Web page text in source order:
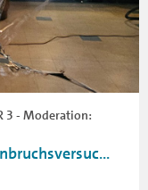
3 - Moderation: